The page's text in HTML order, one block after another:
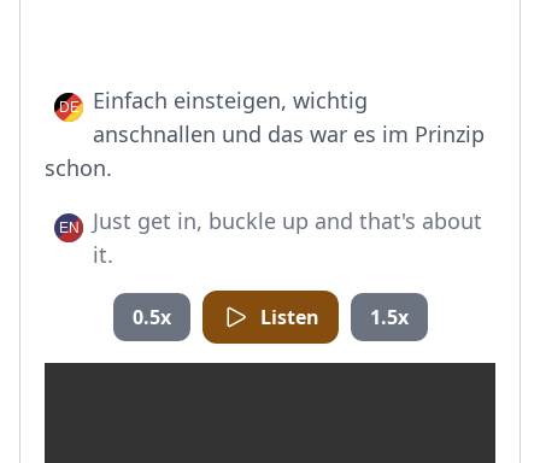
Einfach einsteigen, wichtig
anschnallen und das war es im Prinzip
schon.
Just get in, buckle up and that's about
it.
0.5x Listen 1.5x